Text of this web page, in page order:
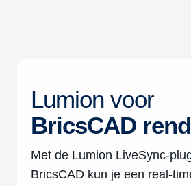
Lumion voor
BricsCAD
Met de Lumion LiveSync-
BricsCAD kun je een real-